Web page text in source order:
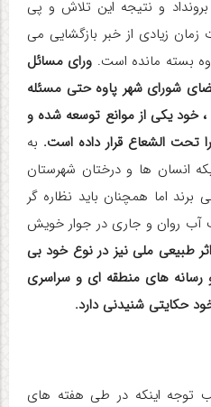
و نتیجه این تلاش و پی
زیادی از خبر بازگشایی می
بسته مانده است. ورای مسائل
شورای شهر پاوه حتی مسئله
خود یکی از موانع توسعه شده و
تحت الشعاع قرار داده است. به
انسان ها و درختان شهرستان
اما همچنان باید نظاره گر
آب روان و جاری در جوار خویش
طبیعی ملی نیز در نوع خود بی
های منطقه ای و سراسری
حکایتی شنیدنی دارد.
توجه اینکه در طی هفته های